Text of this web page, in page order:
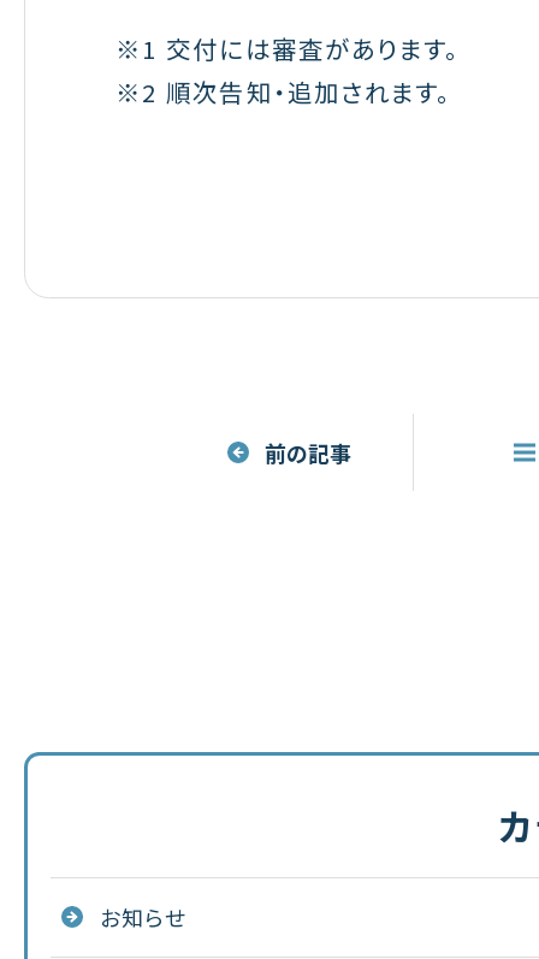
※1 交付には審査があります。
※2 順次告知・追加されます。
前の記事
お知らせ